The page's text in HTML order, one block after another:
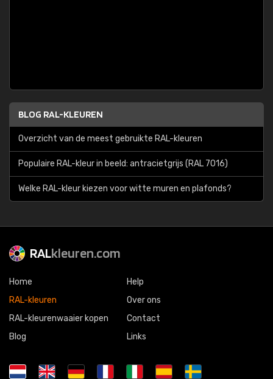
BLOG RAL-KLEUREN
Overzicht van de meest gebruikte RAL-kleuren
Populaire RAL-kleur in beeld: antracietgrijs (RAL 7016)
Welke RAL-kleur kiezen voor witte muren en plafonds?
RALkleuren.com
Home
RAL-kleuren
RAL-kleurenwaaier kopen
Blog
Help
Over ons
Contact
Links